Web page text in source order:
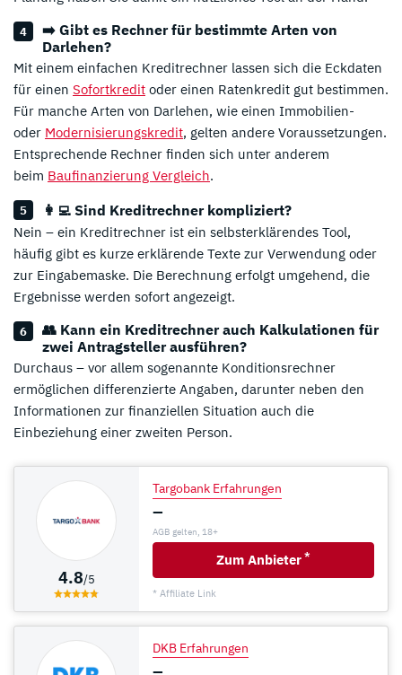
➡️ Gibt es Rechner für bestimmte Arten von
Darlehen?
Mit einem einfachen Kreditrechner lassen sich die Eckdaten
für einen Sofortkredit oder einen Ratenkredit gut bestimmen.
Für manche Arten von Darlehen, wie einen Immobilien-
oder Modernisierungskredit, gelten andere Voraussetzungen.
Entsprechende Rechner finden sich unter anderem
beim Baufinanzierung Vergleich.
👩‍💻 Sind Kreditrechner kompliziert?
Nein – ein Kreditrechner ist ein selbsterklärendes Tool,
häufig gibt es kurze erklärende Texte zur Verwendung oder
zur Eingabemaske. Die Berechnung erfolgt umgehend, die
Ergebnisse werden sofort angezeigt.
👥 Kann ein Kreditrechner auch Kalkulationen für
zwei Antragsteller ausführen?
Durchaus – vor allem sogenannte Konditionsrechner
ermöglichen differenzierte Angaben, darunter neben den
Informationen zur finanziellen Situation auch die
Einbeziehung einer zweiten Person.
4.8/5
Targobank Erfahrungen
–
AGB gelten, 18+
Zum Anbieter *
* Affiliate Link
DKB Erfahrungen